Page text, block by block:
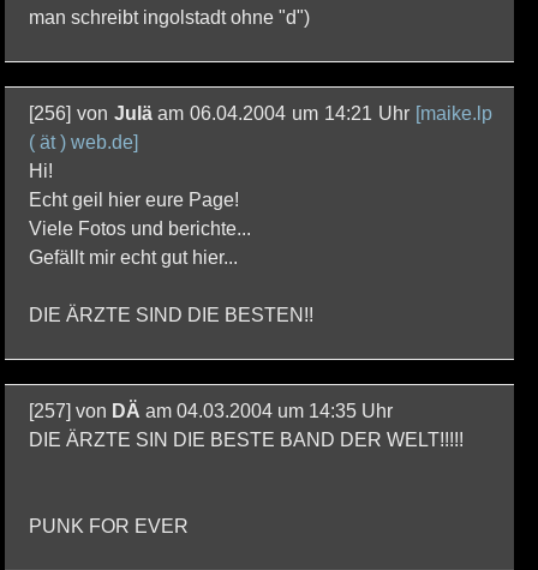
man schreibt ingolstadt ohne "d")
[256] von Juläam 06.04.2004 um 14:21 Uhr [maike.lp
( ät ) web.de]
Hi!
Echt geil hier eure Page!
Viele Fotos und berichte...
Gefällt mir echt gut hier...
DIE ÄRZTE SIND DIE BESTEN!!
[257] von DÄ am 04.03.2004 um 14:35 Uhr
DIE ÄRZTE SIN DIE BESTE BAND DER WELT!!!!!
PUNK FOR EVER